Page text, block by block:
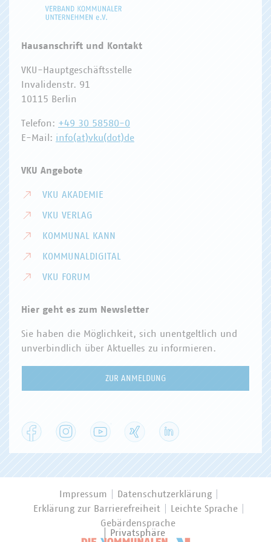
Hausanschrift und Kontakt
VKU-Hauptgeschäftsstelle
Invalidenstr. 91
10115 Berlin
Telefon: +49 30 58580-0
E-Mail: info(at)vku(dot)de
VKU Angebote
VKU AKADEMIE
VKU VERLAG
KOMMUNAL KANN
KOMMUNALDIGITAL
VKU FORUM
Hier geht es zum Newsletter
Sie haben die Möglichkeit, sich unentgeltlich und
unverbindlich über Aktuelles zu informieren.
ZUR ANMELDUNG
Facebook Instagram YouTube
Impressum
Datenschutzerklärung
Erklärung zur Barrierefreiheit
Leichte Sprache
Gebärdensprache
Privatsphäre